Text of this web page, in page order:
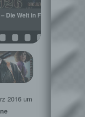
Die Welt in Flammen
2016 um